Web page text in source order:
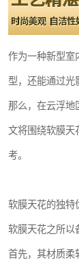
作为一种新型室
型，还能通过光
那么，在云浮地
文将围绕软膜天
考。
软膜天花的独特
软膜天花之所以
首先，其材质柔